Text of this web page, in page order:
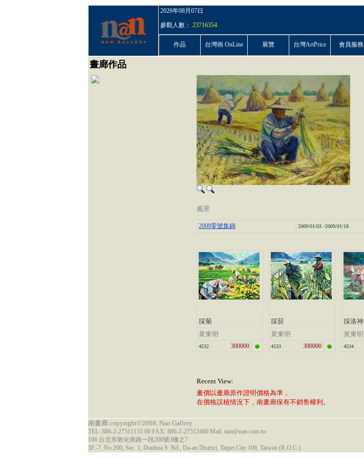
2026年08月07日
參觀人數： 23716354
作品 台灣画 OnLine 展覽 台灣ArtPrice 會員服務
畫廊作品
風景
2009零號集錦 2009/01/03 -2009/01/18
採菊
黃東明
4532 300000
採菸
黃東明
4533 300000
採洛神
黃東明
4534
Recent View:
畫價以畫廊原作證明價格為準，
在價格誤植情況下，南畫廊保有不銷售權利。
南畫廊 copyright©2008, Nan Gallery
TEL: 886-2-27511155 60 FAX: 886-2-27512460 Mail: nan@nan.com.tw
106 台北市敦化南路一段200號3樓之7
3F.-7, No.200, Sec. 1, Dunhua S. Rd., Da-an District, Taipei City 106, Taiwan (R.O.C.)